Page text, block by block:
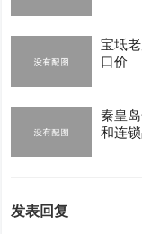
宝坻
口价
秦皇
和连
发表回复